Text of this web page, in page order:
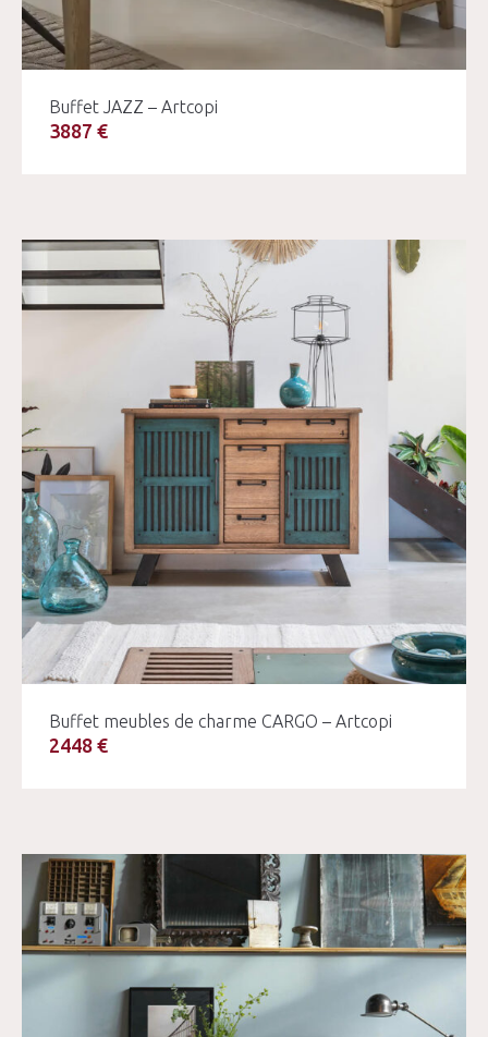
Buffet JAZZ – Artcopi
3887 €
Buffet meubles de charme CARGO – Artcopi
2448 €